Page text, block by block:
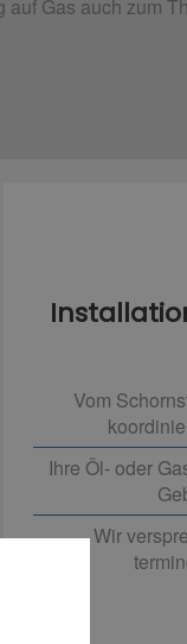
Gas auch zum
Vom
Ihre Öl- oder
Wir